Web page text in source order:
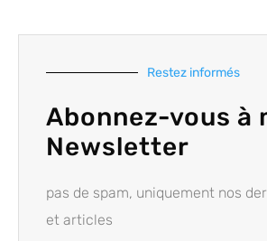
Restez informés
Abonnez-vous à
Newsletter
pas de spam, uniquement nos
et articles